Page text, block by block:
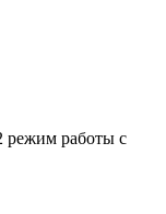
работы с